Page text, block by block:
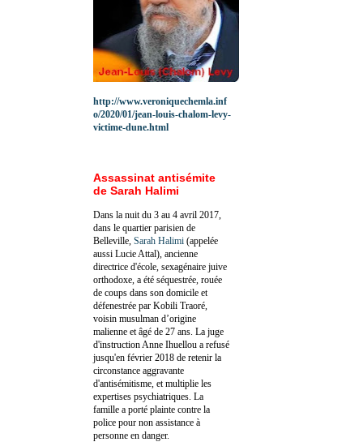
http://www.veroniquechemla.inf
o/2020/01/jean-louis-chalom-levy-
victime-dune.html
Assassinat antisémite
de Sarah Halimi
Dans la nuit du 3 au 4 avril 2017,
dans le quartier parisien de
Belleville, Sarah Halimi (appelée
aussi Lucie Attal), ancienne
directrice d'école, sexagénaire juive
orthodoxe, a été séquestrée, rouée
de coups dans son domicile et
défenestrée par Kobili Traoré,
voisin musulman d’origine
malienne et âgé de 27 ans. La juge
d'instruction Anne Ihuellou a refusé
jusqu'en février 2018 de retenir la
circonstance aggravante
d'antisémitisme, et multiplie les
expertises psychiatriques. La
famille a porté plainte contre la
police pour non assistance à
personne en danger.